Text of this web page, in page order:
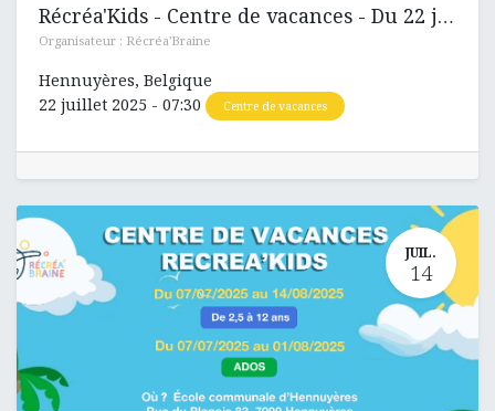
Récréa'Kids - Centre de vacances - Du 22 juillet au 25 juillet 2025
Organisateur : Récréa'Braine
Hennuyères, Belgique
22 juillet 2025 - 07:30 Centre de vacances
JUIL.
14